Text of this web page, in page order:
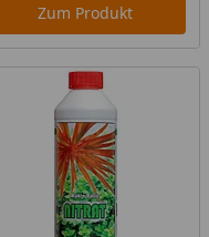
Zum Produkt